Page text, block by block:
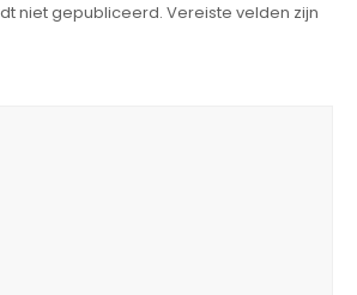
niet gepubliceerd. Vereiste velden zijn